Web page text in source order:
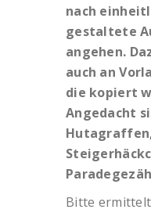
nach
gestaltete
angehen.
auch an
die kopiert
Angedacht
Bitte